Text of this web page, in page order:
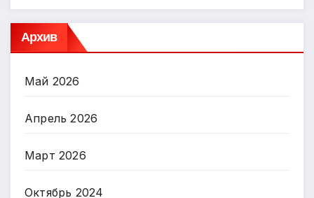
Архив
Май 2026
Апрель 2026
Март 2026
Октябрь 2024